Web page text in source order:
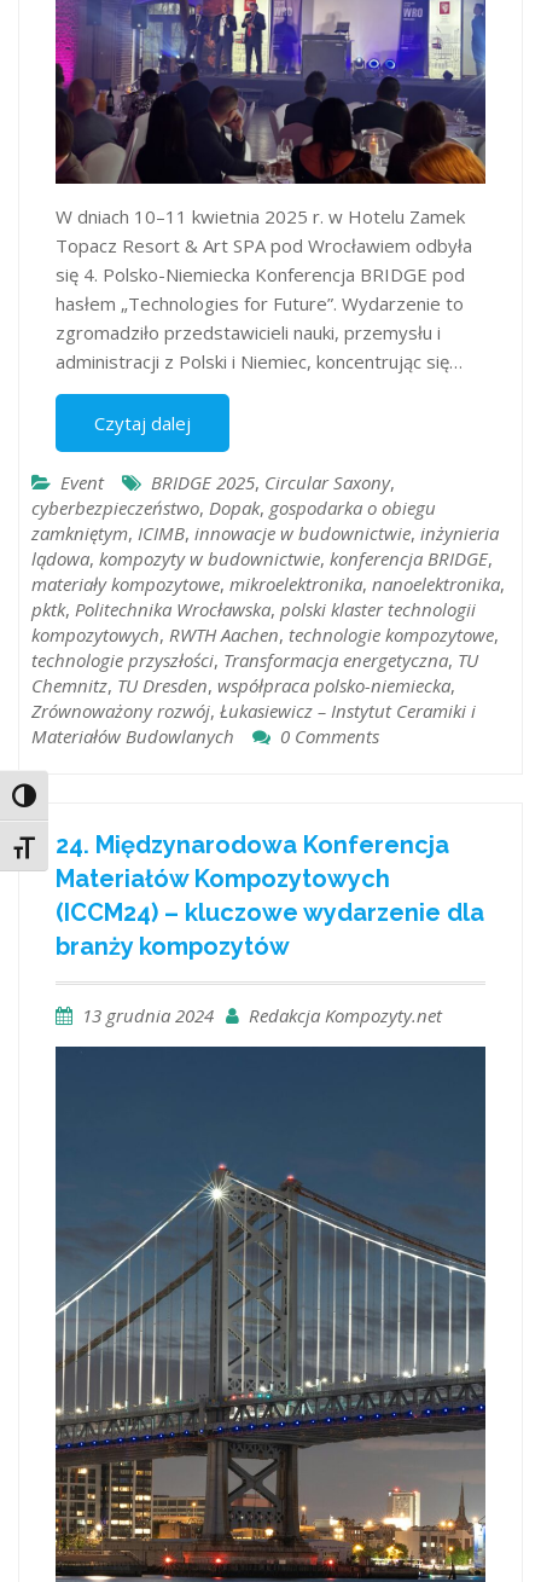
Toggle High Contrast
Toggle Font size
W dniach 10–11 kwietnia 2025 r. w Hotelu Zamek
Topacz Resort & Art SPA pod Wrocławiem odbyła
się 4. Polsko-Niemiecka Konferencja BRIDGE pod
hasłem „Technologies for Future”. Wydarzenie to
zgromadziło przedstawicieli nauki, przemysłu i
administracji z Polski i Niemiec, koncentrując się…
Czytaj dalej
Event BRIDGE 2025, Circular Saxony,
cyberbezpieczeństwo, Dopak, gospodarka o obiegu
zamkniętym, ICIMB, innowacje w budownictwie, inżynieria
lądowa, kompozyty w budownictwie, konferencja BRIDGE,
materiały kompozytowe, mikroelektronika, nanoelektronika,
pktk, Politechnika Wrocławska, polski klaster technologii
kompozytowych, RWTH Aachen, technologie kompozytowe,
technologie przyszłości, Transformacja energetyczna, TU
Chemnitz, TU Dresden, współpraca polsko-niemiecka,
Zrównoważony rozwój, Łukasiewicz – Instytut Ceramiki i
Materiałów Budowlanych
0 Comments
24. Międzynarodowa Konferencja
Materiałów Kompozytowych
(ICCM24) – kluczowe wydarzenie dla
branży kompozytów
13 grudnia 2024 Redakcja Kompozyty.net